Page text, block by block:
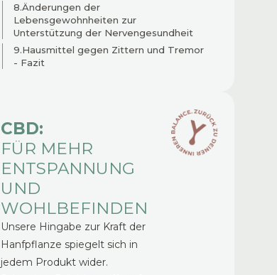
8.Änderungen der
Lebensgewohnheiten zur
Unterstützung der Nervengesundheit
9.Hausmittel gegen Zittern und Tremor
- Fazit
CBD:
FÜR MEHR
ENTSPANNUNG
UND
WOHLBEFINDEN
Unsere Hingabe zur Kraft der
Hanfpflanze spiegelt sich in
jedem Produkt wider.